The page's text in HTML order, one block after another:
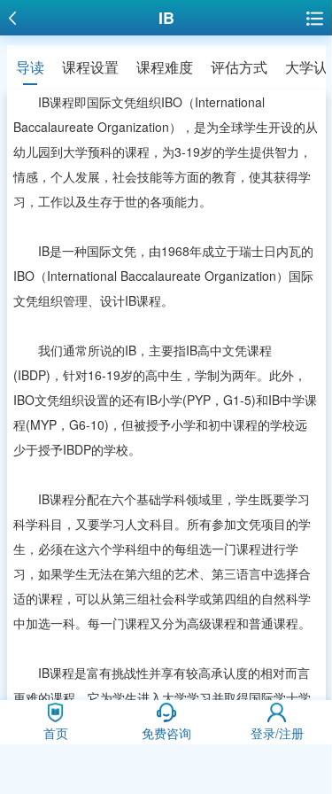
IB
导读 课程设置 课程难度 评估方式 大学认
IB课程即国际文凭组织IBO（International
Baccalaureate Organization），是为全球学生开设的从
幼儿园到大学预科的课程，为3-19岁的学生提供智力，
情感，个人发展，社会技能等方面的教育，使其获得学
习，工作以及生存于世的各项能力。
IB是一种国际文凭，由1968年成立于瑞士日内瓦的
IBO （International Baccalaureate Organization）国际
文凭组织管理、设计IB课程。
我们通常所说的IB，主要指IB高中文凭课程
(IBDP)，针对16-19岁的高中生，学制为两年。此外，
IBO文凭组织设置的还有IB小学(PYP，G1-5)和IB中学课
程(MYP，G6-10)，但被授予小学和初中课程的学校远
少于授予IBDP的学校。
IB课程分配在六个基础学科领域里，学生既要学习
科学科目，又要学习人文科目。所有参加文凭项目的学
生，必须在这六个学科组中的每组选一门课程进行学
习，如果学生无法在第六组的艺术、第三语言中选择合
适的课程，可以从第三组社会科学或第四组的自然科学
中加选一科。每一门课程又分为高级课程和普通课程。
IB课程是富有挑战性并享有较高承认度的相对而言
更难的课程，它为学生进入大学学习并取得国际学士学
位证书做准备。学生获得这个证书后就取得了直接进入
首页 免费咨询 登录/注册